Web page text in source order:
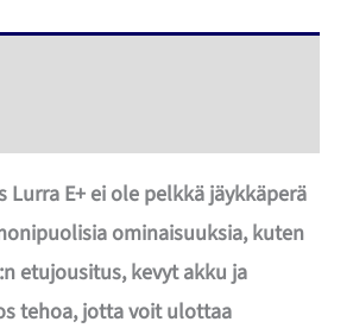
Lurra E+ ei ole pelkkä jäykkäperä
ominaisuuksia, kuten
etujousitus, kevyt akku ja
tehoa, jotta voit ulottaa